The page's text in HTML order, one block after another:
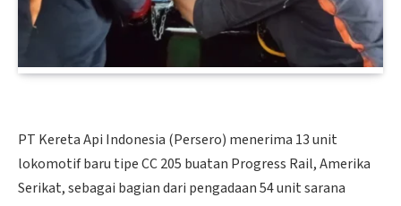
PT Kereta Api Indonesia (Persero) menerima 13 unit
lokomotif baru tipe CC 205 buatan Progress Rail, Amerika
Serikat, sebagai bagian dari pengadaan 54 unit sarana